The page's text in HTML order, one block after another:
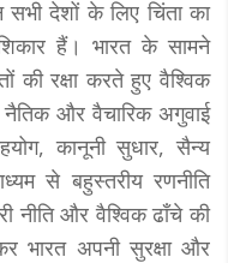
देशों के लिए चिंता का
हैं। भारत के सामने
की रक्षा करते हुए वैश्विक
नैतिक और वैचारिक अगुवाई
कानूनी सुधार, सैन्य
से बहुस्तरीय रणनीति
नीति और वैश्विक ढाँचे की
भारत अपनी सुरक्षा और